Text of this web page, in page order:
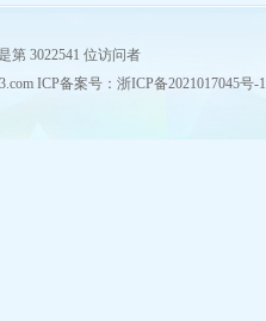
第 3022541 位访问者
ICP备案号：浙ICP备2021017045号-1